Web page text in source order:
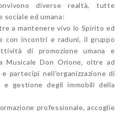
diverse realtà, tutte
sociale ed umana:
a mantenere vivo lo Spirito ed
con incontri e raduni, il gruppo
di promozione umana e
Musicale Don Orione, oltre ad
partecipi nell’organizzazione di
gestione degli immobili della
professionale, accoglie